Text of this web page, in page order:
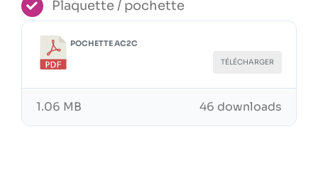
Plaquette / pochette
POCHETTE AC2C
TÉLÉCHARGER
46 downloads
1.06 MB